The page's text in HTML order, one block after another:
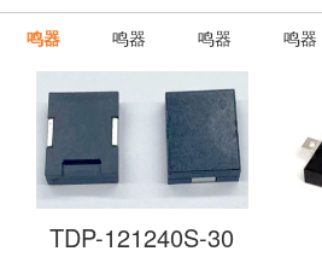
鸣器 鸣器 鸣器 鸣器
TDP-121240S-30